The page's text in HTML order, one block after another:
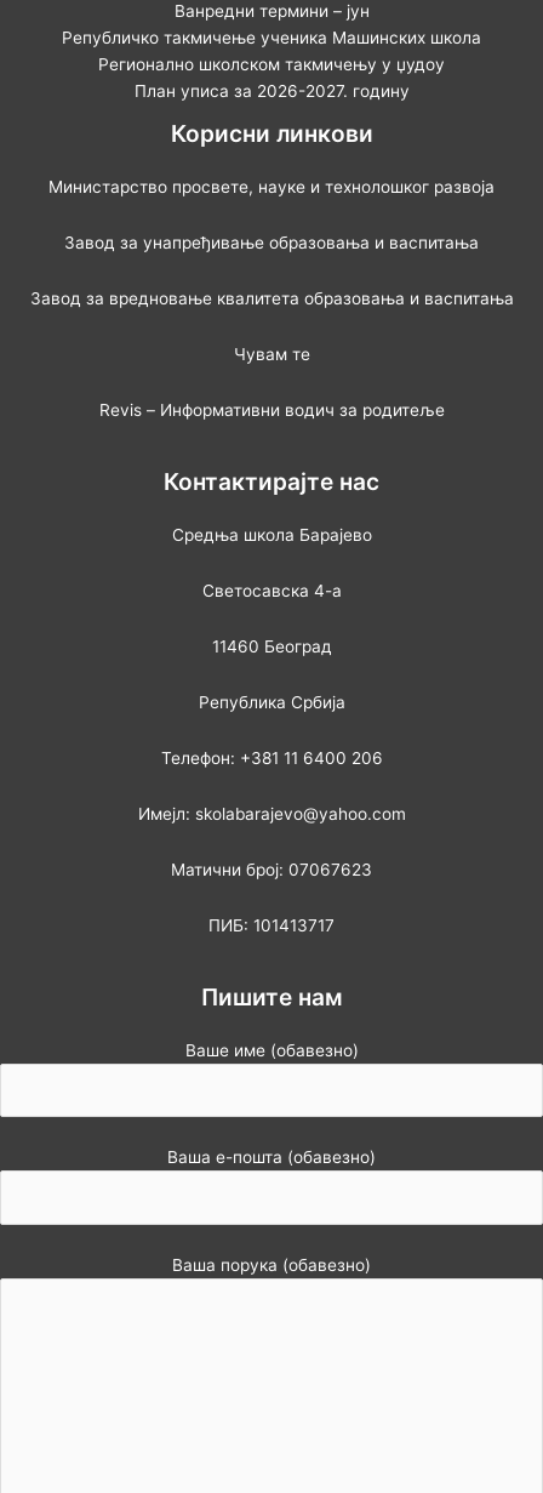
Ванредни термини – јун
Републичко такмичење ученика Машинских школа
Регионално школском такмичењу у џудоу
План уписа за 2026-2027. годину
Корисни линкови
Министарство просвете, науке и технолошког развоја
Завод за унапређивање образовања и васпитања
Завод за вредновање квалитета образовања и васпитања
Чувам те
Revis – Информативни водич за родитеље
Контактирајте нас
Средња школа Барајево
Светосавска 4-а
11460 Београд
Република Србија
Телефон: +381 11 6400 206
Имејл: skolabarajevo@yahoo.com
Матични број: 07067623
ПИБ: 101413717
Пишите нам
Ваше име (обавезно)
Ваша е-пошта (обавезно)
Ваша порука (обавезно)